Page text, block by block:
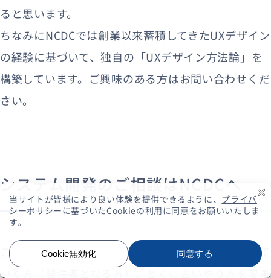
ると思います。
ちなみにNCDCでは創業以来蓄積してきたUXデザイン
の経験に基づいて、独自の「UXデザイン方法論」を
構築しています。ご興味のある方はお問い合わせくだ
さい。
システム開発のご相談はNCDCへ
これから新しい技術を取り入れたシステムを企画して
いく方（発注者となる方）、とくに古いやり方を変革